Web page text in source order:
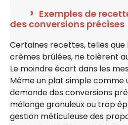
Exemples de
des conversions précises
Certaines recettes, telles que
crèmes brûlées, ne tolèrent
Le moindre écart dans les
Même un plat simple comme
demande des conversions
mélange granuleux ou trop
gestion méticuleuse des